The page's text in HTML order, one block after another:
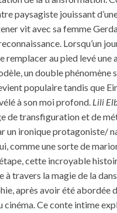
paysagiste jouissant
vit avec sa femme
Lorsqu’un
remplacer au pied levé une
un double phénomène
populaire tandis que
à son moi profond. Lili
de transfiguration et de
un ironique protagoniste/
comme une sorte de
cette incroyable
à travers la magie de la
après avoir été abordée
cinéma. Ce conte intime